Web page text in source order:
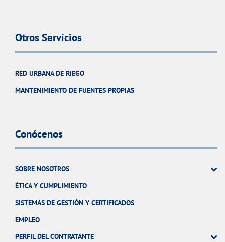
Otros Servicios
RED URBANA DE RIEGO
MANTENIMIENTO DE FUENTES PROPIAS
Conócenos
SOBRE NOSOTROS
ÉTICA Y CUMPLIMIENTO
SISTEMAS DE GESTIÓN Y CERTIFICADOS
EMPLEO
PERFIL DEL CONTRATANTE